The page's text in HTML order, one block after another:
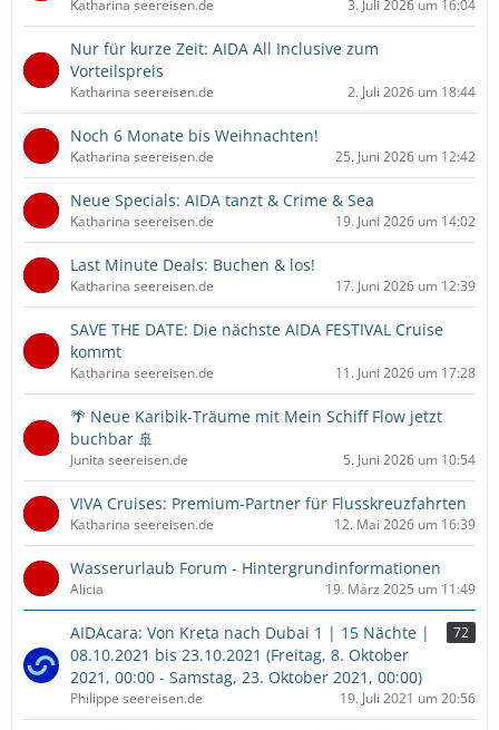
Katharina seereisen.de 3. Juli 2026 um 16:04
Nur für kurze Zeit: AIDA All Inclusive zum
Vorteilspreis
Katharina seereisen.de 2. Juli 2026 um 18:44
Noch 6 Monate bis Weihnachten!
Katharina seereisen.de 25. Juni 2026 um 12:42
Neue Specials: AIDA tanzt & Crime & Sea
Katharina seereisen.de 19. Juni 2026 um 14:02
Last Minute Deals: Buchen & los!
Katharina seereisen.de 17. Juni 2026 um 12:39
SAVE THE DATE: Die nächste AIDA FESTIVAL Cruise
kommt
Katharina seereisen.de 11. Juni 2026 um 17:28
🌴 Neue Karibik-Träume mit Mein Schiff Flow jetzt
buchbar 🚢
Junita seereisen.de 5. Juni 2026 um 10:54
VIVA Cruises: Premium-Partner für Flusskreuzfahrten
Katharina seereisen.de 12. Mai 2026 um 16:39
Wasserurlaub Forum - Hintergrundinformationen
Alicia 19. März 2025 um 11:49
AIDAcara: Von Kreta nach Dubai 1 | 15 Nächte |
08.10.2021 bis 23.10.2021 (Freitag, 8. Oktober
2021, 00:00 - Samstag, 23. Oktober 2021, 00:00)
72
Philippe seereisen.de 19. Juli 2021 um 20:56